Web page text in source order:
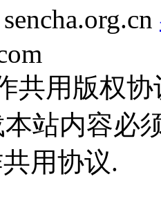
共用版权
站内容必
用协议.